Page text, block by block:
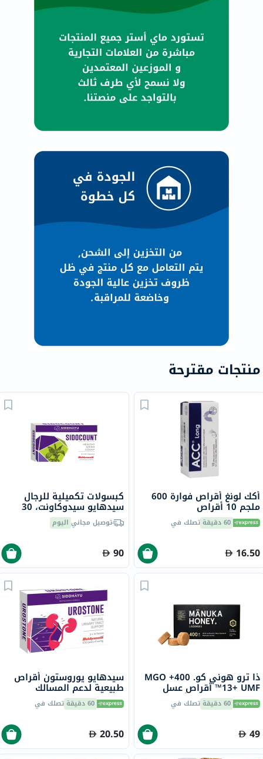
منتجات مقترحة
أكك لونغ أقراص فوارة 600
ملجم 10 أقراص
60 دقيقة تصلك في
16.50
كبسولات تكميلية للرجال
سيدهايو سيدوكاونت، 30
كبسولة
توصيل مجاني اليوم
90
ذا ترو هوني كو. 400+ MGO
13+ UMF™ أقراص عسل
مانوكا 2.8 جرام 8 أقراص60 دقيقة تصلك في
49
سيدهايو يوروستون أقراص
طبيعية لدعم المسالك
البولية، حزمة من 30
60 دقيقة تصلك في
20.50